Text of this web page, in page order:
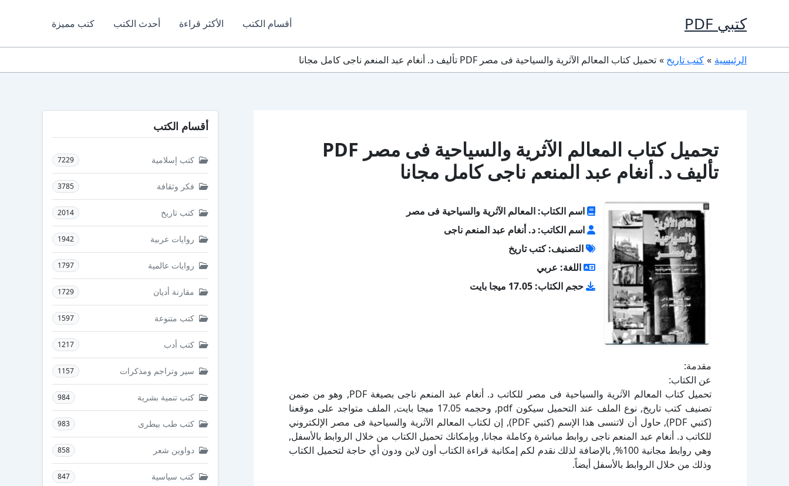
كتبي PDF أقسام الكتب الأكثر قراءة أحدث الكتب كتب مميزة
الرئيسية كتب تاريخ تحميل كتاب المعالم الآثرية والسياحية فى مصر PDF تأليف د. أنغام عبد المنعم ناجى كامل مجانا
تحميل كتاب المعالم الآثرية والسياحية فى مصر PDF
تأليف د. أنغام عبد المنعم ناجى كامل مجانا
اسم الكتاب: المعالم الآثرية والسياحية فى مصر
اسم الكاتب: د. أنغام عبد المنعم ناجى
التصنيف: كتب تاريخ
اللغة: عربي
حجم الكتاب: 17.05 ميجا بايت
مقدمة:
عن الكتاب:
تحميل كتاب المعالم الآثرية والسياحية فى مصر للكاتب د. أنغام عبد المنعم ناجى بصيغة PDF, وهو من ضمن
تصنيف كتب تاريخ, نوع الملف عند التحميل سيكون pdf, وحجمه 17.05 ميجا بايت, الملف متواجد على موقعنا
(كتبي PDF), حاول أن لاتنسى هذا الإسم (كتبي PDF), إن لكتاب المعالم الآثرية والسياحية فى مصر الإلكتروني
للكاتب د. أنغام عبد المنعم ناجى روابط مباشرة وكاملة مجانا, وبإمكانك تحميل الكتاب من خلال الروابط بالأسفل,
وهي روابط مجانية 100%, بالإضافة لذلك نقدم لكم إمكانية قراءة الكتاب أون لاين ودون أي حاجة لتحميل الكتاب
وذلك من خلال الروابط بالأسفل أيضاً.
أقسام الكتب
كتب إسلامية 7229
فكر وثقافة 3785
كتب تاريخ 2014
روايات عربية 1942
روايات عالمية 1797
مقارنة أديان 1729
كتب متنوعة 1597
كتب أدب 1217
سير وتراجم ومذكرات 1157
كتب تنمية بشرية 984
كتب طب بيطرى 983
دواوين شعر 858
كتب سياسية 847